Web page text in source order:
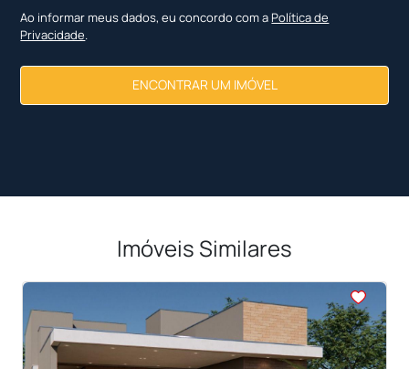
Ao informar meus dados, eu concordo com a Política de
Privacidade.
ENCONTRAR UM IMÓVEL
Imóveis Similares
<